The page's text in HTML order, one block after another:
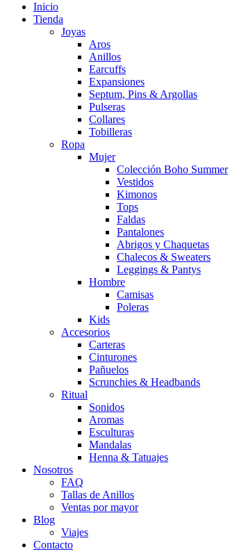
Inicio
Tienda
Joyas
Aros
Anillos
Earcuffs
Expansiones
Septum, Pins & Argollas
Pulseras
Collares
Tobilleras
Ropa
Mujer
Colección Boho Summer
Vestidos
Kimonos
Tops
Faldas
Pantalones
Abrigos y Chaquetas
Chalecos & Sweaters
Leggings & Pantys
Hombre
Camisas
Poleras
Kids
Accesorios
Carteras
Cinturones
Pañuelos
Scrunchies & Headbands
Ritual
Sonidos
Aromas
Esculturas
Mandalas
Henna & Tatuajes
Nosotros
FAQ
Tallas de Anillos
Ventas por mayor
Blog
Viajes
Contacto